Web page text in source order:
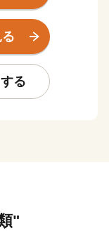
かることがあり
方に限らせてい
る
"